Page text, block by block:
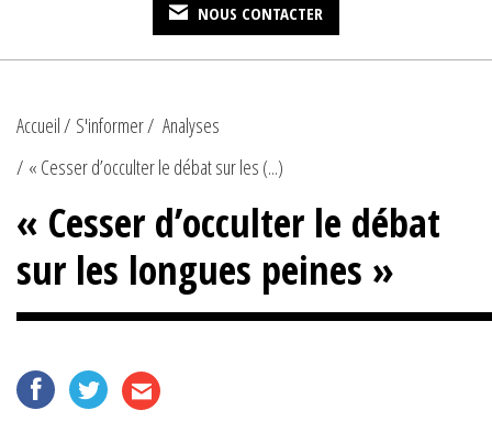
NOUS CONTACTER
Accueil S'informer
Analyses
« Cesser d’occulter le débat sur les (...)
« Cesser d’occulter le débat
sur les longues peines »